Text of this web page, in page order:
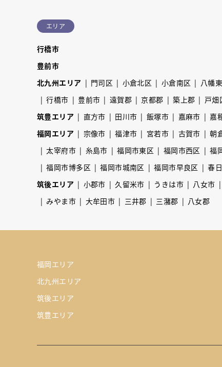
エリア
行橋市
豊前市
北九州エリア
門司区 小倉北区 小倉南区 八幡
行橋市
豊前市 遠賀郡 京都郡 築上郡
戸畑
筑豊エリア
直方市 田川市 飯塚市 嘉麻市 嘉
福岡エリア
宗像市 福津市 宮若市 古賀市 朝
太宰府市
糸島市 福岡市東区 福岡市西区 福
福岡市博多区
福岡市城南区 福岡市早良区 春
筑後エリア
小郡市 久留米市 うきは市 八女市
みやま市
大牟田市 三井郡 三潴郡 八女郡
福岡エリア
北九州エリア
筑後エリア
筑豊エリア